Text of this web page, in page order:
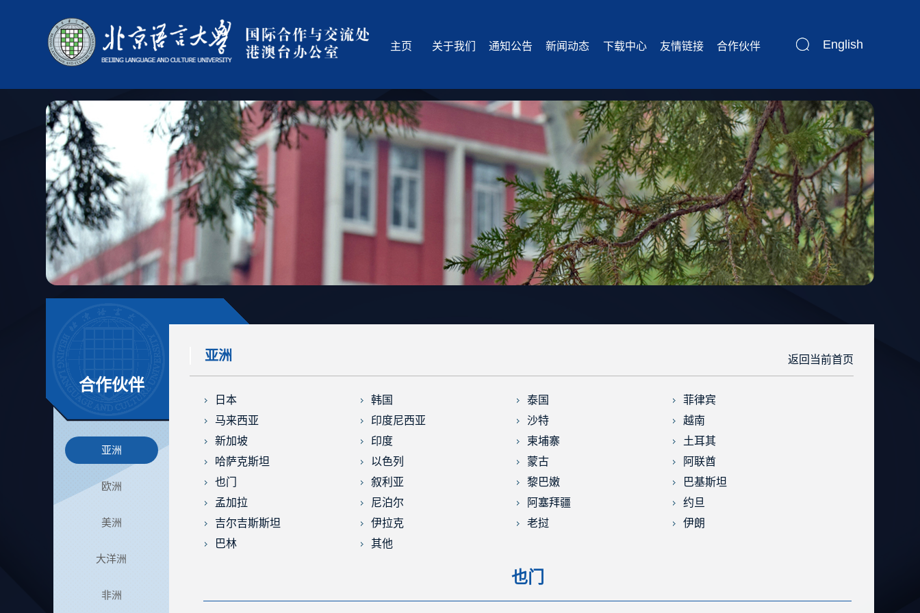
主页 关于我们 通知公告 新闻动态 下载中心 友情链接 合作伙伴 English
合作伙伴
亚洲
欧洲
美洲
大洋洲
非洲
亚洲 返回当前首页
日本 韩国 泰国
菲律宾
马来西亚
印度尼西亚 沙特
越南
新加坡
印度 柬埔寨
土耳其
哈萨克斯坦
以色列 蒙古
阿联酋
也门
叙利亚 黎巴嫩
巴基斯坦
孟加拉
尼泊尔 阿塞拜疆
约旦
吉尔吉斯斯坦
伊拉克 老挝
伊朗
巴林
其他
也门